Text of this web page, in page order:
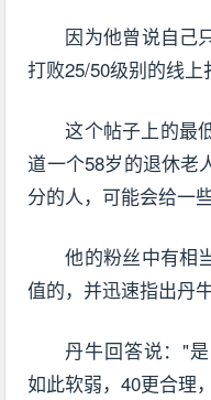
因为他曾说自己
打败25/50级别的线上
这个帖子上的最
道一个58岁的退休老
分的人，可能会给一
他的粉丝中有相
值的，并迅速指出丹
丹牛回答说："
如此软弱，40更合理